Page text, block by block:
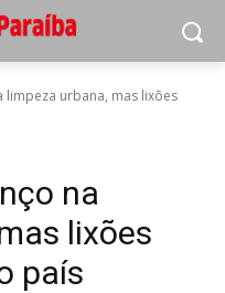
limpeza urbana, mas lixões
na
lixões
país